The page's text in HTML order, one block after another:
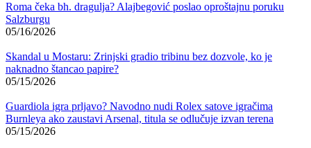
Roma čeka bh. dragulja? Alajbegović poslao oproštajnu poruku
Salzburgu
05/16/2026
Skandal u Mostaru: Zrinjski gradio tribinu bez dozvole, ko je
naknadno štancao papire?
05/15/2026
Guardiola igra prljavo? Navodno nudi Rolex satove igračima
Burnleya ako zaustavi Arsenal, titula se odlučuje izvan terena
05/15/2026